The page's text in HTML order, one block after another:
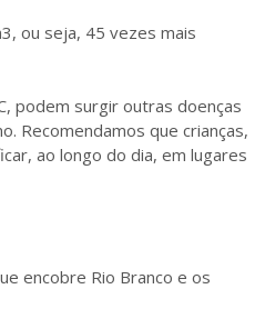
ou seja, 45 vezes mais
podem surgir outras doenças
Recomendamos que crianças,
ao longo do dia, em lugares
encobre Rio Branco e os